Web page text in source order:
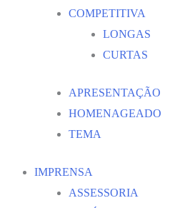
COMPETITIVA
LONGAS
CURTAS
APRESENTAÇÃO
HOMENAGEADO
TEMA
IMPRENSA
ASSESSORIA